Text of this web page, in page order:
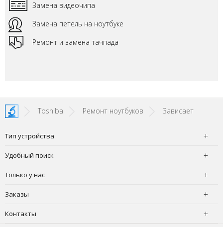
Замена видеочипа
Замена петель на ноутбуке
Ремонт и замена тачпада
Toshiba Ремонт ноутбуков Зависает
Тип устройства
Удобный поиск
Только у нас
Заказы
Контакты